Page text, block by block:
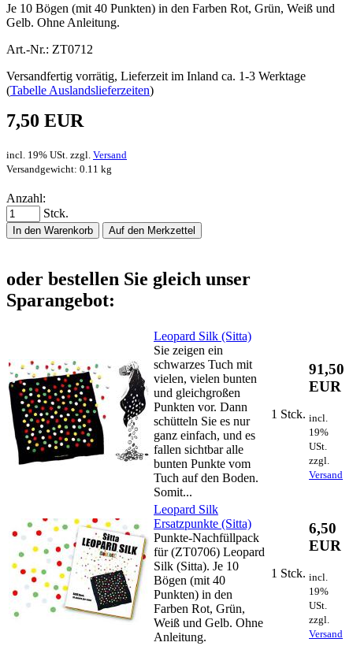
Je 10 Bögen (mit 40 Punkten) in den Farben Rot, Grün, Weiß und
Gelb. Ohne Anleitung.
Art.-Nr.: ZT0712
Versandfertig vorrätig, Lieferzeit im Inland ca. 1-3 Werktage
(Tabelle Auslandslieferzeiten)
7,50 EUR
incl. 19% USt. zzgl. Versand
Versandgewicht: 0.11 kg
Anzahl:
Stck.
In den Warenkorb Auf den Merkzettel
oder bestellen Sie gleich unser
Sparangebot:
Leopard Silk (Sitta)
Sie zeigen ein
schwarzes Tuch mit
vielen, vielen bunten
und gleichgroßen
Punkten vor. Dann
schütteln Sie es nur
ganz einfach, und es
fallen sichtbar alle
bunten Punkte vom
Tuch auf den Boden.
Somit...
1 Stck.
91,50
EUR
incl.
19%
USt.
zzgl.
Versand
Leopard Silk
Ersatzpunkte (Sitta)
Punkte-Nachfüllpack
für (ZT0706) Leopard
Silk (Sitta). Je 10
Bögen (mit 40
Punkten) in den
Farben Rot, Grün,
Weiß und Gelb. Ohne
Anleitung.
1 Stck.
6,50
EUR
incl.
19%
USt.
zzgl.
Versand